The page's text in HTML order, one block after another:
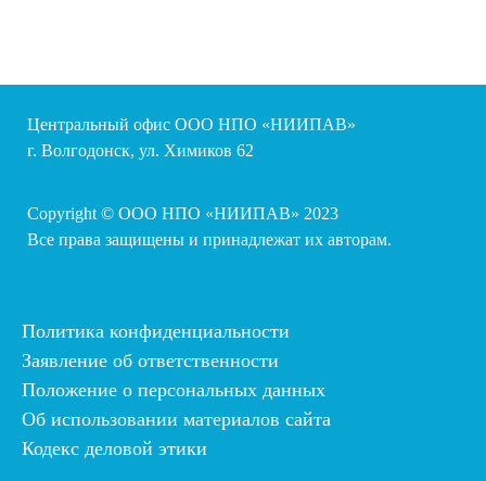
Центральный офис ООО НПО «НИИПАВ»
г. Волгодонск, ул. Химиков 62
Copyright © ООО НПО «НИИПАВ» 2023
Все права защищены и принадлежат их авторам.
Политика конфиденциальности
Заявление об ответственности
Положение о персональных данных
Об использовании материалов сайта
Кодекс деловой этики